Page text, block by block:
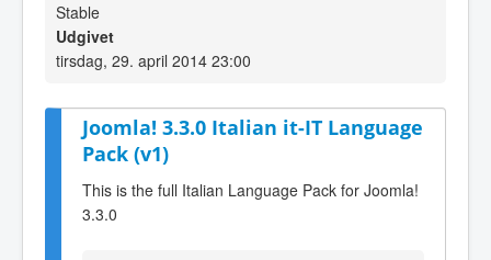
Stable
Udgivet
tirsdag, 29. april 2014 23:00
Joomla! 3.3.0 Italian it-IT Language
Pack (v1)
This is the full Italian Language Pack for Joomla!
3.3.0